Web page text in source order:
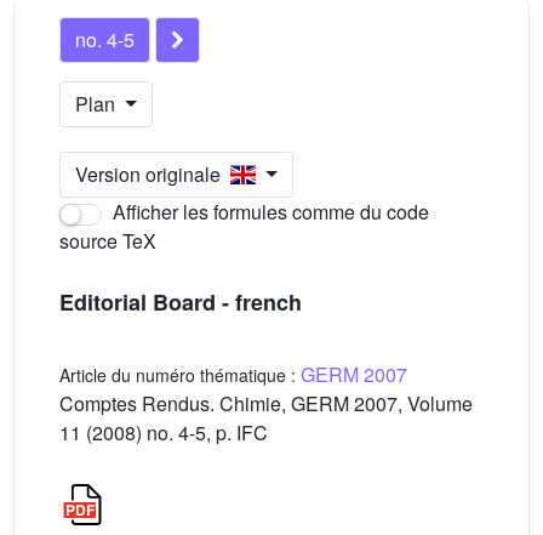
no. 4-5
Plan
Version originale
Afficher les formules comme du code
source TeX
Editorial Board - french
Article du numéro thématique : GERM 2007
Comptes Rendus. Chimie, GERM 2007, Volume
11 (2008) no. 4-5, p. IFC